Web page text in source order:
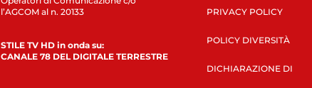
l’AGCOM al n. 20133
STILE TV HD in onda su:
CANALE 78 DEL DIGITALE TERRESTRE
PRIVACY POLICY
POLICY DIVERSITÀ
DICHIARAZIONE DI